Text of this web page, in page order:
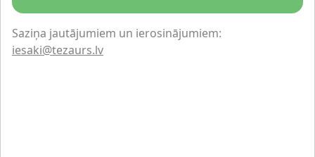
Saziņa jautājumiem un ierosinājumiem:
iesaki@tezaurs.lv